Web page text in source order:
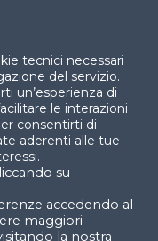
Dipartimento
tecnici necessari
del servizio.
un’esperienza di
le interazioni
consentirti di
aderenti alle tue
su
accedendo al
maggiori
la nostra